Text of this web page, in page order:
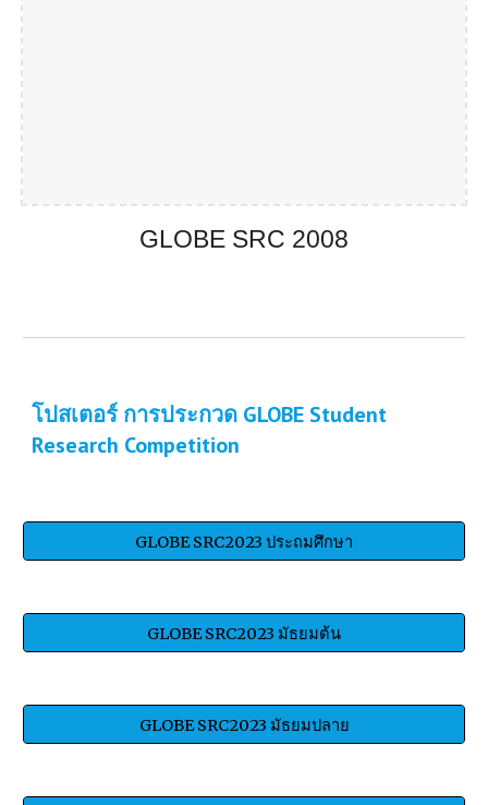
GLOBE SRC 2008
โปสเตอร์ การประกวด GLOBE Student
Research Competition
GLOBE SRC2023 ประถมศึกษา
GLOBE SRC2023 มัธยมต้น
GLOBE SRC2023 มัธยมปลาย